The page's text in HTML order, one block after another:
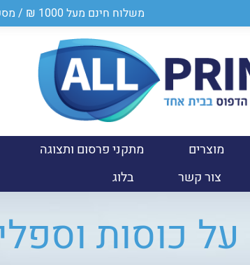
משלוח חינם מעל 1000 ₪ / מספר ספק במשרד הביטחון 0011024950
מוצרים מתקני פרסום ותצוגה
צור קשר
בלוג
כוסות